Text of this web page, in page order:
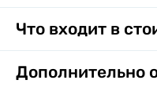
Что входит в
Дополнительно